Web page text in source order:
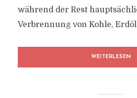
während der Rest
Verbrennung von Kohle,
WEITERLESEN